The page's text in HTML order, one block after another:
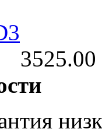
3525.00